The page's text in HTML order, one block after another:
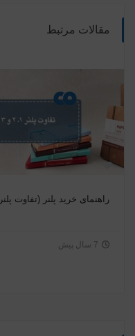
مقالات مرتبط
راهنمای خرید پلنر (تفاوت پلنر 1، 2 و 3 سال 97)
7 سال پیش